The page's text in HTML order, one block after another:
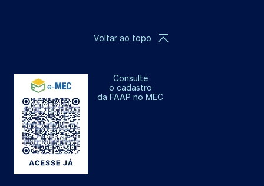
Consulte
o cadastro
da FAAP no MEC
Voltar ao topo